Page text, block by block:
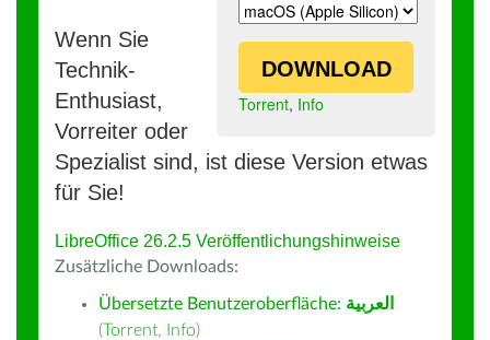
DOWNLOAD
Torrent, Info
Wenn Sie
Technik-
Enthusiast,
Vorreiter oder
Spezialist sind, ist diese Version etwas
für Sie!
LibreOffice 26.2.5 Veröffentlichungshinweise
Zusätzliche Downloads:
Übersetzte Benutzeroberfläche: العربية
(Torrent, Info)